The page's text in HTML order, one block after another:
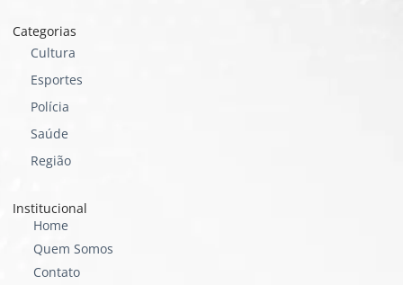
Categorias
Cultura
Esportes
Polícia
Saúde
Região
Institucional
Home
Quem Somos
Contato